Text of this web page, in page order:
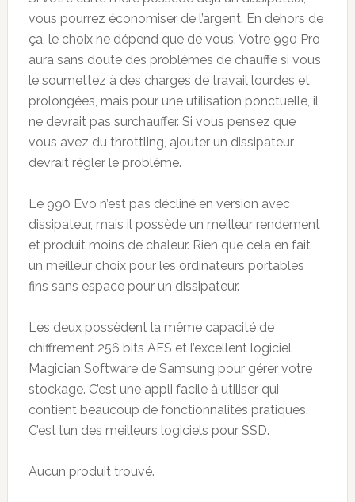
vous pourrez économiser de l’argent. En dehors de
ça, le choix ne dépend que de vous. Votre 990 Pro
aura sans doute des problèmes de chauffe si vous
le soumettez à des charges de travail lourdes et
prolongées, mais pour une utilisation ponctuelle, il
ne devrait pas surchauffer. Si vous pensez que
vous avez du throttling, ajouter un dissipateur
devrait régler le problème.
Le 990 Evo n’est pas décliné en version avec
dissipateur, mais il possède un meilleur rendement
et produit moins de chaleur. Rien que cela en fait
un meilleur choix pour les ordinateurs portables
fins sans espace pour un dissipateur.
Les deux possèdent la même capacité de
chiffrement 256 bits AES et l’excellent logiciel
Magician Software de Samsung pour gérer votre
stockage. C’est une appli facile à utiliser qui
contient beaucoup de fonctionnalités pratiques.
C’est l’un des meilleurs logiciels pour SSD.
Aucun produit trouvé.